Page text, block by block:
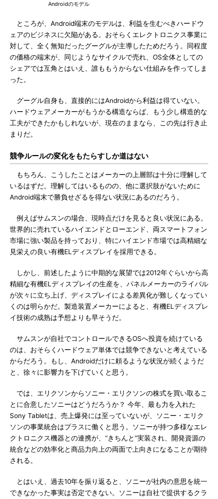
Androidのモデル
ところが、Android端末のモデルは、利益を生むべきハードウ
ェアのビジネスに欠陥がある。おそらくエレクトロニクス事業に
対して、全く無知だったグーグルが主導したためだろう。同程度
の価格の端末が、同じようなサイクルで売れ、OS全体としての
シェアでは互角とはいえ、誰ももうからない仕組みを作ってしま
った。
グーグル自身も、直接的にはAndroidから利益は得ていない。
ハードウェアメーカーがもうかる構造ならば、もう少し構造的な
工夫ができたかもしれないが、現在のままなら、この先は行き止
まりだ。
競争ルールの変化をもたらすしか道はない
もちろん、こうしたことはメーカーの上層部は十分に理解して
いるはずだ。理解してはいるものの、他に選択肢がないために
Android端末で勝負せざるを得ない状況にあるのだろう。
例えばサムスンの場合、現時点だけを見ると良い状況にある。
世界的に売れているハイエンドとローエンド、両スマートフォン
市場に強い製品を持っており、特にハイエンド市場では高精細な
見栄えの良い有機ELディスプレイを採用できる。
しかし、前述したように中期的な展望では2012年ぐらいから高
精細な有機ELディスプレイの生産を、パネルメーカーのライバル
が次々に立ち上げ、ディスプレイによる差異化が難しくなってい
くのは明らかだ。製造装置メーカーによると、有機ELディスプレ
イ技術の成熟は予想よりも早そうだ。
サムスンが自社でコントロールできるOSへ投資を続けている
のは、おそらくハードウェア単体では競争できないと考えている
からだろう。もし、Androidだけに頼るような状況が続くようだ
と、徐々に影響力を下げていくと思う。
では、エリクソンからソニー・エリクソンの株式を買い取るこ
とに合意したソニーはどうだろうか？ 今年、最も力を入れた
Sony Tabletは、売上爆発には至っていないが、ソニー・エリク
ソンの事業統合はプラスに働くと思う。ソニーが持つ多様なエレ
クトロニクス機器との連携が、“きちんと”実装され、開発資源の
統合などの効率化と商品力向上の両面で上向きになることが期待
される。
とはいえ、過去10年を振り返ると、ソニーが社内の意思を統一
できなかった事実は否定できない。ソニーは自社で提供するクラ